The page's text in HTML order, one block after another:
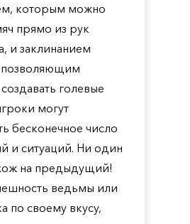
которым можно
прямо из рук
и заклинанием
позволяющим
голевые
могут
бесконечное число
и ситуаций. Ни один
на предыдущий!
ведьмы или
по своему вкусу,